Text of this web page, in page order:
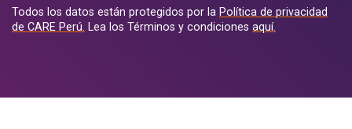
Todos los datos están protegidos por la Política de privacidad
de CARE Perú. Lea los Términos y condiciones aquí.